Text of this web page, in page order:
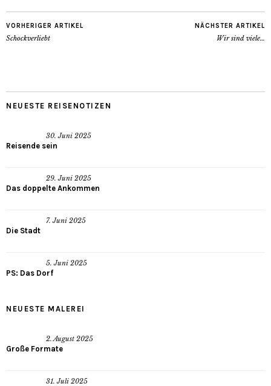
VORHERIGER ARTIKEL
Schockverliebt
NÄCHSTER ARTIKEL
Wir sind viele…
NEUESTE REISENOTIZEN
30. Juni 2025
Reisende sein
29. Juni 2025
Das doppelte Ankommen
7. Juni 2025
Die Stadt
5. Juni 2025
PS: Das Dorf
NEUESTE MALEREI
2. August 2025
Große Formate
31. Juli 2025